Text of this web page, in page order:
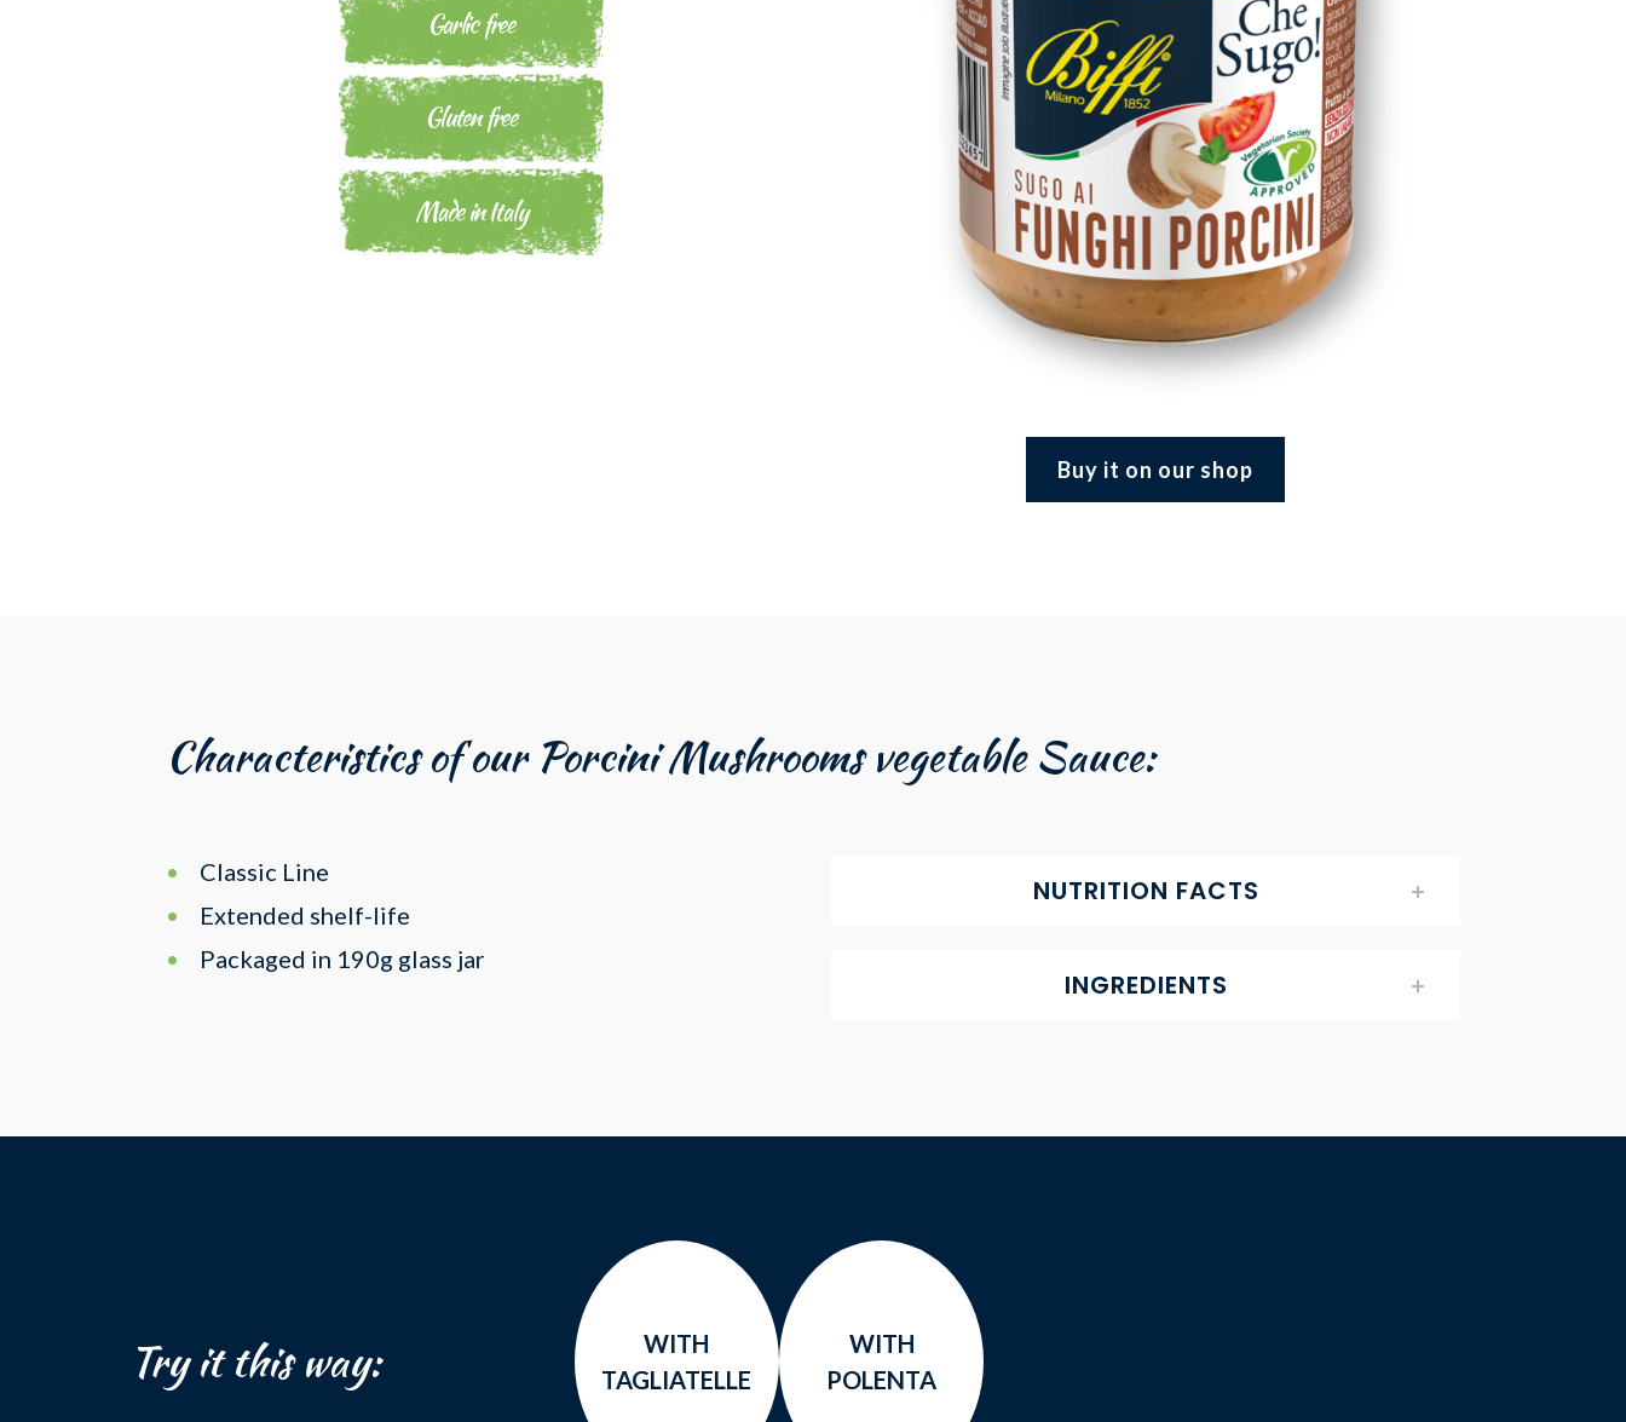
Garlic free
Gluten free
Made in Italy
Buy it on our shop
Characteristics of our Porcini Mushrooms vegetable Sauce:
Classic Line
Extended shelf-life
Packaged in 190g glass jar
NUTRITION FACTS
INGREDIENTS
Try it this way:
WITH
TAGLIATELLE
WITH
POLENTA